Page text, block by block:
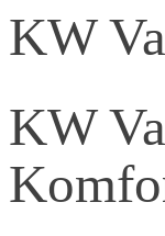
KW
KW